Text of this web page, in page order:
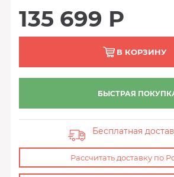
135 699 Р
В КОРЗИНУ
БЫСТРАЯ
Бесплатная
Рассчитать доставку по